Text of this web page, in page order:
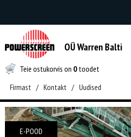
OÜ Warren Balti
Teie ostukorvis on 0 toodet
Firmast / Kontakt / Uudised
E-POOD